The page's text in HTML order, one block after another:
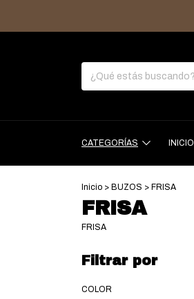
CATEGORÍAS INICIO
Inicio > BUZOS > FRISA
FRISA
FRISA
Filtrar por
COLOR